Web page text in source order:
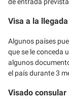
Visa a la llegada
Algunos países
que se le conceda
algunos
el país durante 3
Visado consular